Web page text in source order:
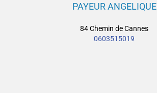
PAYEUR ANGELIQUE
84 Chemin de Cannes
0603515019